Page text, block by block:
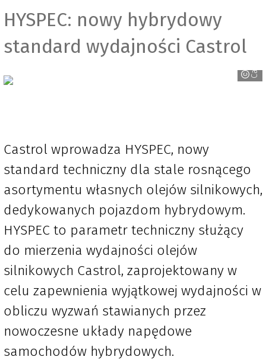
HYSPEC: nowy hybrydowy
standard wydajności Castrol
Castrol
Castrol wprowadza HYSPEC, nowy
standard techniczny dla stale rosnącego
asortymentu własnych olejów silnikowych,
dedykowanych pojazdom hybrydowym.
HYSPEC to parametr techniczny służący
do mierzenia wydajności olejów
silnikowych Castrol, zaprojektowany w
celu zapewnienia wyjątkowej wydajności w
obliczu wyzwań stawianych przez
nowoczesne układy napędowe
samochodów hybrydowych.